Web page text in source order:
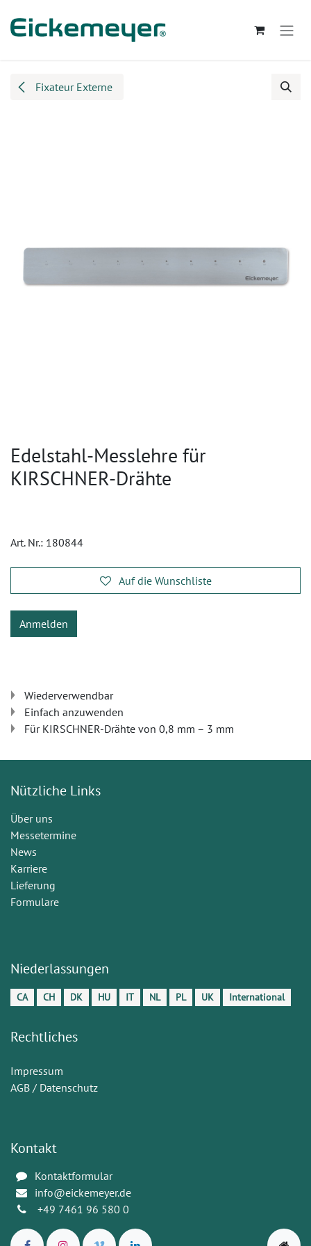
Fixateur Externe
Edelstahl-Messlehre für
KIRSCHNER-Drähte
Art. Nr.: 180844
Auf die Wunschliste
Anmelden
Wiederverwendbar
Einfach anzuwenden
Für KIRSCHNER-Drähte von 0,8 mm – 3 mm
Nützliche Links
Über uns
Messetermine
News
Karriere
Lieferung
Formulare
Niederlassungen
CA CH DK HU IT NL PL UK International
Rechtliches
Impressum
AGB / Datenschutz
Kontakt
Kontaktformular
info@eickemeyer.de
+49 7461 96 580 0